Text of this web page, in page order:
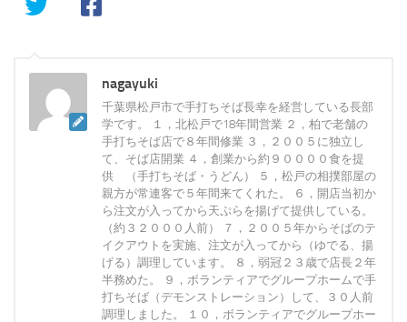
nagayuki
千葉県松戸市で手打ちそば長幸を経営している長部
学です。 １，北松戸で18年間営業 ２，柏で老舗の
手打ちそば店で８年間修業 ３，２００５に独立し
て、そば店開業 ４，創業から約９００００食を提
供 （手打ちそば・うどん） ５，松戸の相撲部屋の
親方が常連客で５年間来てくれた。 ６，開店当初か
ら注文が入ってから天ぷらを揚げて提供している。
（約３２０００人前） ７，２００５年からそばのテ
イクアウトを実施、注文が入ってから（ゆでる、揚
げる）調理しています。 ８，弱冠２３歳で店長２年
半務めた。 ９，ボランティアでグループホームで手
打ちそば（デモンストレーション）して、３０人前
調理しました。 １０，ボランティアでグループホー